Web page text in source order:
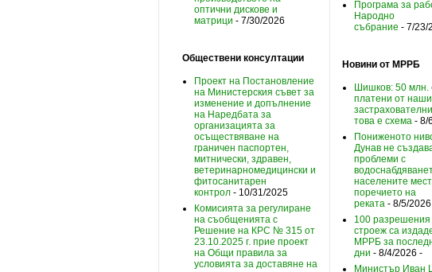
оптични дискове и
матрици - 7/30/2026
Обществени консултации
Проект на Постановление
на Министерския съвет за
изменение и допълнение
на Наредбата за
организацията за
осъществяване на
граничен паспортен,
митнически, здравен,
ветеринарномедицински и
фитосанитарен
контрол - 10/31/2025
Комисията за регулиране
на съобщенията с
Решение на КРС № 315 от
23.10.2025 г. прие проект
на Общи правила за
условията за доставяне на
Програма за
Народно
събрание - 7/23/
Новини от МРРБ
Шишков: 50 млн.
платени от
това е схема - 8/
Пониженото
Дунав не
проблеми с
населените
поречието на
реката - 8/5/2026
100 разрешения
строеж са
МРРБ за
дни - 8/4/2026 -
Министър Иван